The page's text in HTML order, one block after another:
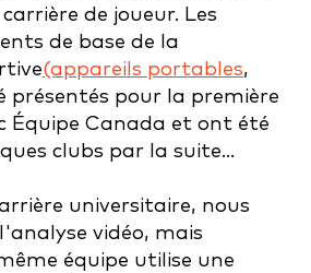
de joueur. Les
de base de la
(appareils portables,
présentés pour la première
Équipe Canada et ont été
clubs par la suite...
universitaire, nous
vidéo, mais
équipe utilise une